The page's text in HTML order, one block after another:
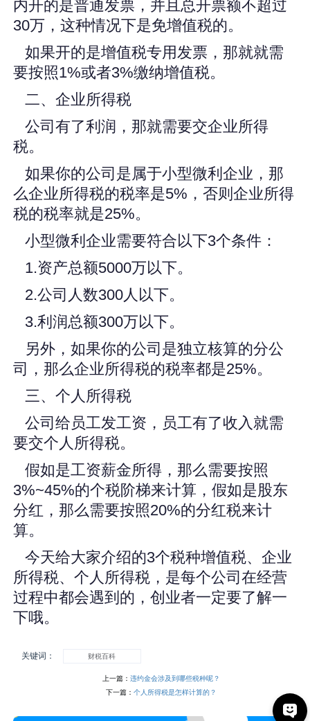
内开的是普通发票，并且总开票额不超过
30万，这种情况下是免增值税的。
如果开的是增值税专用发票，那就就需
要按照1%或者3%缴纳增值税。
二、企业所得税
公司有了利润，那就需要交企业所得
税。
如果你的公司是属于小型微利企业，那
么企业所得税的税率是5%，否则企业所得
税的税率就是25%。
小型微利企业需要符合以下3个条件：
1.资产总额5000万以下。
2.公司人数300人以下。
3.利润总额300万以下。
另外，如果你的公司是独立核算的分公
司，那么企业所得税的税率都是25%。
三、个人所得税
公司给员工发工资，员工有了收入就需
要交个人所得税。
假如是工资薪金所得，那么需要按照
3%~45%的个税阶梯来计算，假如是股东
分红，那么需要按照20%的分红税来计
算。
今天给大家介绍的3个税种增值税、企业
所得税、个人所得税，是每个公司在经营
过程中都会遇到的，创业者一定要了解一
下哦。
关键词： 财税百科
上一篇： 违约金会涉及到哪些税种呢？
下一篇： 个人所得税是怎样计算的？